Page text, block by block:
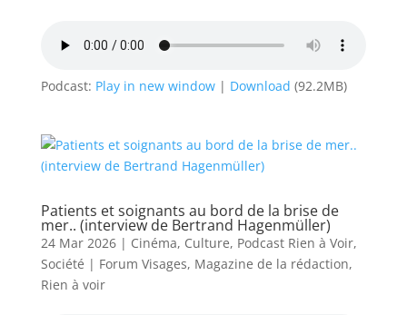
Podcast: Play in new window| Download (92.2MB)
Patients et soignants au bord de la brise de
mer.. (interview de Bertrand Hagenmüller)
24 Mar 2026| Cinéma, Culture, Podcast Rien à Voir,
Société | Forum Visages, Magazine de la rédaction,
Rien à voir